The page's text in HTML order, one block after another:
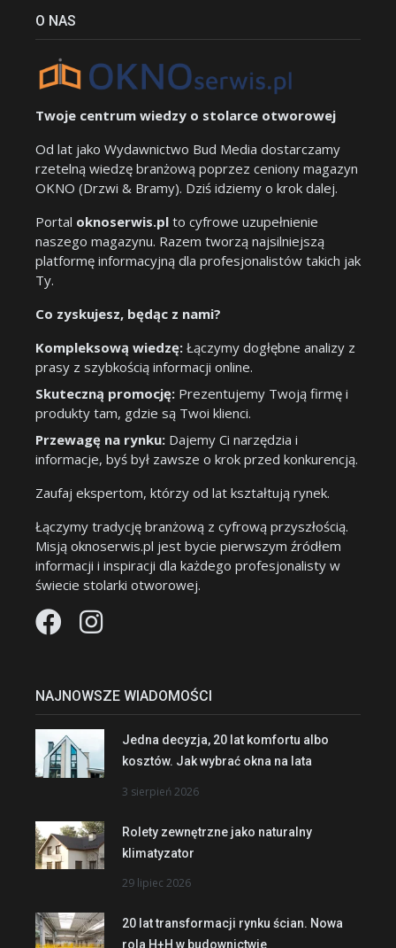
O NAS
Twoje centrum wiedzy o stolarce otworowej
Od lat jako Wydawnictwo Bud Media dostarczamy
rzetelną wiedzę branżową poprzez ceniony magazyn
OKNO (Drzwi & Bramy). Dziś idziemy o krok dalej.
Portal oknoserwis.pl to cyfrowe uzupełnienie
naszego magazynu. Razem tworzą najsilniejszą
platformę informacyjną dla profesjonalistów takich jak
Ty.
Co zyskujesz, będąc z nami?
Kompleksową wiedzę: Łączymy dogłębne analizy z
prasy z szybkością informacji online.
Skuteczną promocję: Prezentujemy Twoją firmę i
produkty tam, gdzie są Twoi klienci.
Przewagę na rynku: Dajemy Ci narzędzia i
informacje, byś był zawsze o krok przed konkurencją.
Zaufaj ekspertom, którzy od lat kształtują rynek.
Łączymy tradycję branżową z cyfrową przyszłością.
Misją oknoserwis.pl jest bycie pierwszym źródłem
informacji i inspiracji dla każdego profesjonalisty w
świecie stolarki otworowej.
NAJNOWSZE WIADOMOŚCI
Jedna decyzja, 20 lat komfortu albo
kosztów. Jak wybrać okna na lata
3 sierpień 2026
Rolety zewnętrzne jako naturalny
klimatyzator
29 lipiec 2026
20 lat transformacji rynku ścian. Nowa
rola H+H w budownictwie